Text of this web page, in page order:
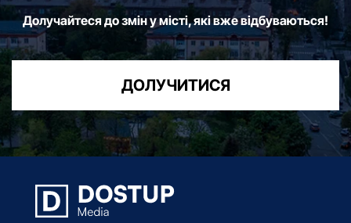
Долучайтеся до змін у місті, які вже відбуваються!
ДОЛУЧИТИСЯ